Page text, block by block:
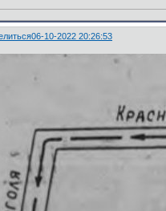
06-10-2022 20:26:53